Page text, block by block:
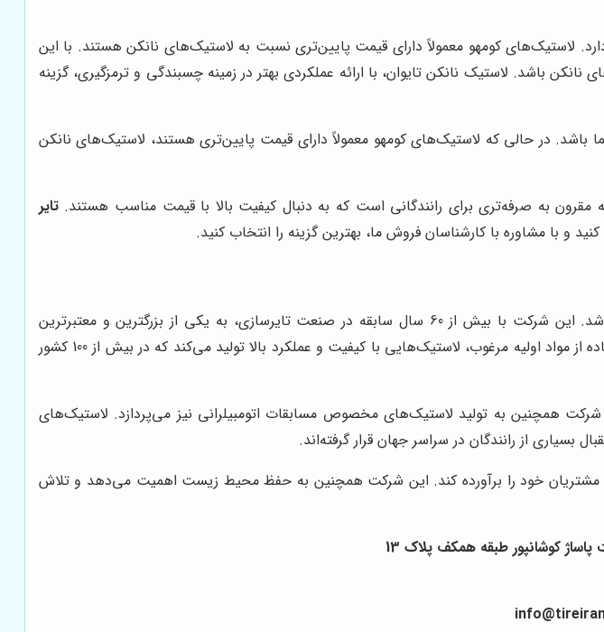
لاستیک‌های کومهو معمولاً دارای قیمت پایین‌تری نسبت به لاستیک‌های نانکن هستند. با این
باشد. لاستیک نانکن تایوان، با ارائه عملکردی بهتر در زمینه چسبندگی و ترمزگیری، گزینه
باشد. در حالی که لاستیک‌های کومهو معمولاً دارای قیمت پایین‌تری هستند، لاستیک‌های نانکن
مقرون به صرفه‌تری برای رانندگانی است که به دنبال کیفیت بالا با قیمت مناسب هستند.تایر
و با مشاوره با کارشناسان فروش ما، بهترین گزینه را انتخاب کنید.
نانکن تایر (Nankang Tire) یک شرکت تایوانی تولید کننده تایر است که در سال 1959 تأسیس شد. این شرکت با بیش از 60 سال سابقه در صنعت تایرسازی، به یکی از بزرگترین و معتبرترین
تولیدکنندگان تایر در تایوان تبدیل شده است. نانکن تایر با بهره‌گیری از فناوری‌های پیشرفته و استفاده از مواد اولیه مرغوب، لاستیک‌هایی با کیفیت و عملکرد بالا تولید می‌کند که در بیش از 100 کشور
همچنین به تولید لاستیک‌های مخصوص مسابقات اتومبیلرانی نیز می‌پردازد. لاستیک‌های
از رانندگان در سراسر جهان قرار گرفته‌اند.
مشتریان خود را برآورده کند. این شرکت همچنین به حفظ محیط زیست اهمیت می‌دهد و تلاش
کوشانپور طبقه همکف پلاک 13